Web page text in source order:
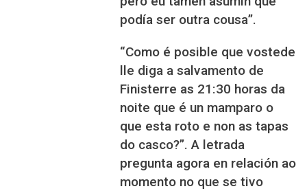
podía ser outra cousa”.
“Como é posible que vostede
lle diga a salvamento de
Finisterre as 21:30 horas da
noite que é un mamparo o
que esta roto e non as tapas
do casco?”. A letrada
pregunta agora en relación ao
momento no que se tivo